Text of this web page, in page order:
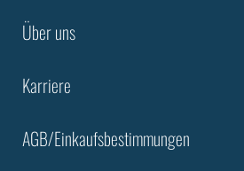
Über uns
Karriere
AGB/Einkaufsbestimmungen